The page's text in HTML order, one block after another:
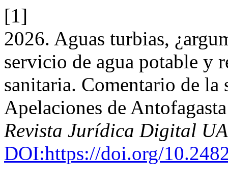
[1]
2026. Aguas turbias,
servicio de agua potable y
sanitaria. Comentario de la
Apelaciones de
Revista Jurídica Digital
DOI:https://doi.org/